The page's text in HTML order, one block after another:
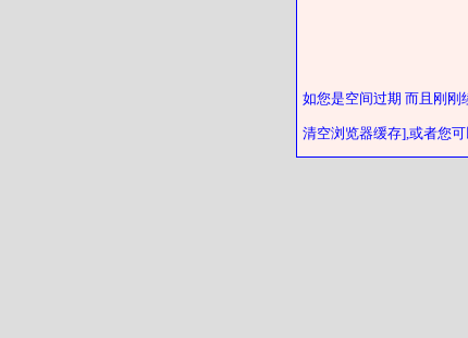
如您是空间过期 而且刚
清空浏览器缓存],或者您